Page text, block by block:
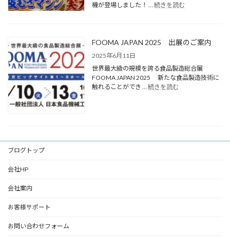
機が登場しました！ … 続きを読む
FOOMA JAPAN 2025 出展のご案内
2025年6月11日
世界最大級の規模を誇る食品製造総合展
FOOMA JAPAN 2025 新たな食品製造技術に
触れることができ … 続きを読む
ブログトップ
会社HP
会社案内
お客様サポート
お問い合わせフォーム